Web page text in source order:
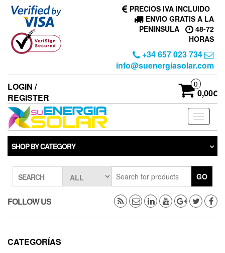
Skip
content
PRECIOS IVA INCLUIDO
ENVIO GRATIS A LA
PENINSULA
48-72
HORAS
+34 657 023 734
info@suenergiasolar.com
LOGIN /
REGISTER
0
0,00€
Toggle
SHOP BY CATEGORY
SEARCH GO
FOLLOW US
CATEGORÍAS